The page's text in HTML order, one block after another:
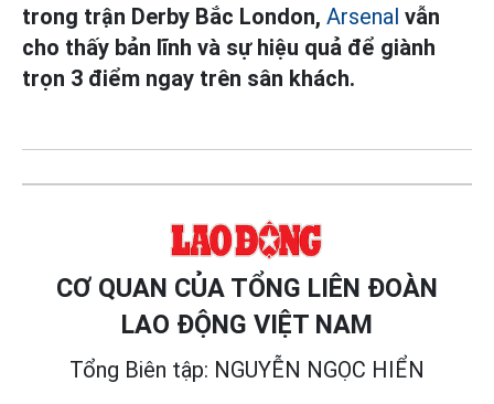
trong trận Derby Bắc London, Arsenal vẫn
cho thấy bản lĩnh và sự hiệu quả để giành
trọn 3 điểm ngay trên sân khách.
CƠ QUAN CỦA TỔNG LIÊN ĐOÀN
LAO ĐỘNG VIỆT NAM
Tổng Biên tập: NGUYỄN NGỌC HIỂN